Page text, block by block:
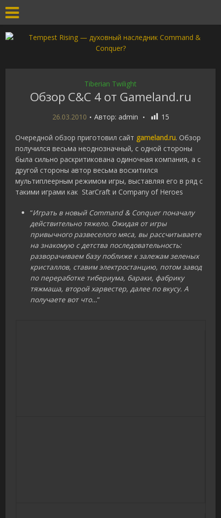
Tiberian Twilight
Обзор C&C 4 от Gameland.ru
26.03.2010 Автор: admin 15
Очередной обзор приготовил сайт gameland.ru. Обзор
получился весьма неоднозначный, с одной стороны
была сильно раскритикована одиночная компания, а с
другой стороны автор весьма восхитился
мультиплеерным режимом игры, выставляя его в ряд с
такими играми как StarCraft и Company of Heroes
“Играть в новый Command & Conquer поначалу
действительно тяжело. Ожидая от игры
привычного развеселого мяса, вы рассчитываете
на знакомую с детства последовательность:
разворачиваем базу поближе к залежам зеленых
кристаллов, ставим электростанцию, потом завод
по переработке тибериума, бараки, фабрику
тяжмаша, второй харвестер, далее по вкусу. А
получаете вот что…“